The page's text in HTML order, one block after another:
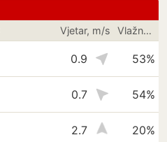
Vjetar, m/s Vlažnost
0.9 53%
0.7 54%
2.7 20%